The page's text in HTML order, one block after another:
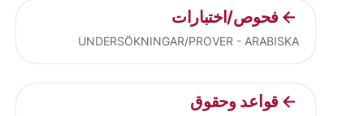
فحوص/اختبارات
UNDERSÖKNINGAR/PROVER - ARABISKA
قواعد وحقوق